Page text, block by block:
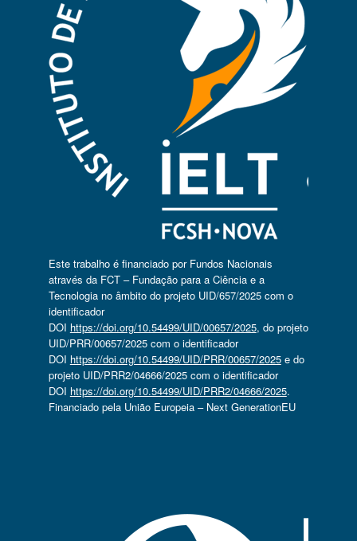
Este trabalho é financiado por Fundos Nacionais
através da FCT – Fundação para a Ciência e a
Tecnologia no âmbito do projeto UID/657/2025 com o
identificador
DOI https://doi.org/10.54499/UID/00657/2025, do projeto
UID/PRR/00657/2025 com o identificador
DOI https://doi.org/10.54499/UID/PRR/00657/2025e do
projeto UID/PRR2/04666/2025 com o identificador
DOI https://doi.org/10.54499/UID/PRR2/04666/2025.
Financiado pela União Europeia – Next GenerationEU